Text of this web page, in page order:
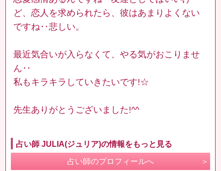
ど、恋人を求められたら、彼はあまりよくない
ですね‥悲しい。
最近気合いが入らなくて、やる気がおこりませ
ん‥
私もキラキラしていきたいです!☆
先生ありがとうございました!^^
占い師 JULIA(ジュリア)の情報をもっと見る
占い師のプロフィールへ